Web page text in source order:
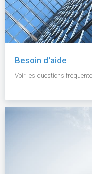
Besoin d'aide
Voir les questions